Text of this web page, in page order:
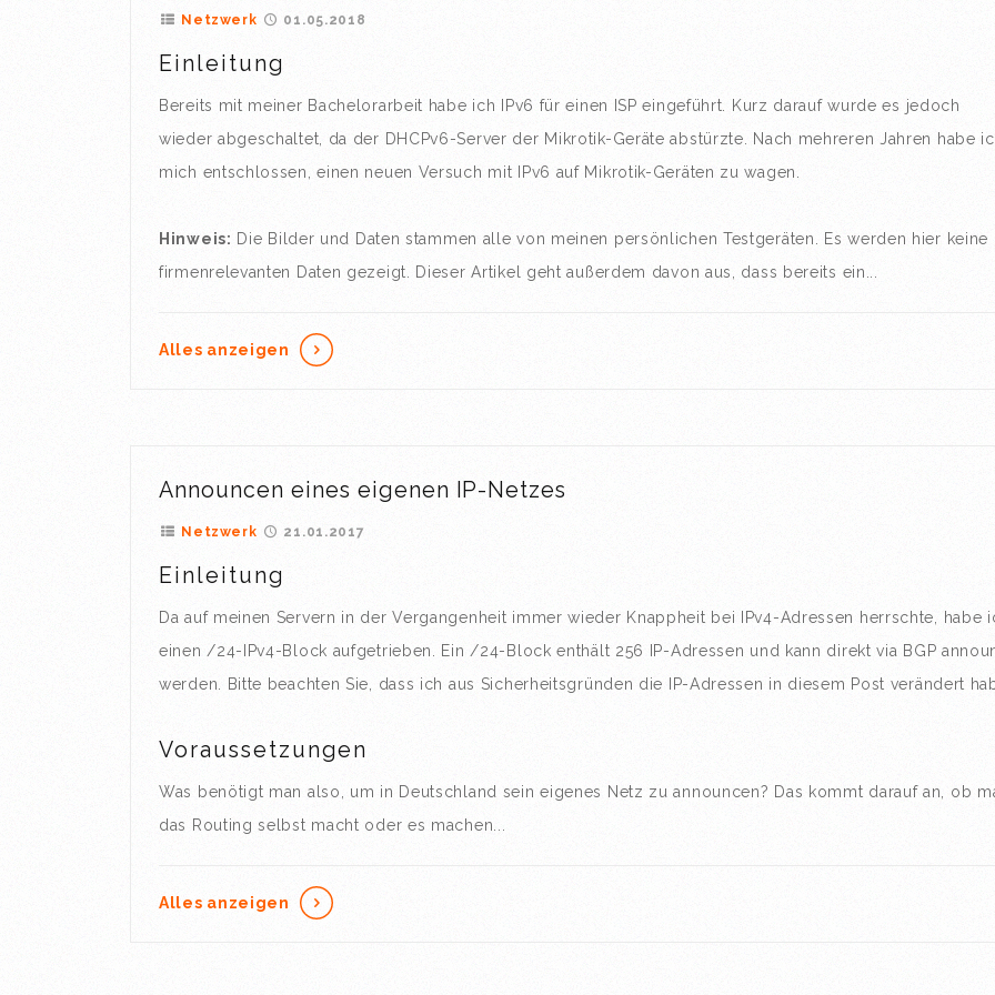
Netzwerk 01.05.2018
Einleitung
Bereits mit meiner Bachelorarbeit habe ich IPv6 für einen ISP eingeführt. Kurz darauf wurde es jedoch
wieder abgeschaltet, da der DHCPv6-Server der Mikrotik-Geräte abstürzte. Nach mehreren Jahren habe
mich entschlossen, einen neuen Versuch mit IPv6 auf Mikrotik-Geräten zu wagen.
Hinweis: Die Bilder und Daten stammen alle von meinen persönlichen Testgeräten. Es werden hier keine
firmenrelevanten Daten gezeigt. Dieser Artikel geht außerdem davon aus, dass bereits ein...
Alles anzeigen
Announcen eines eigenen IP-Netzes
Netzwerk 21.01.2017
Einleitung
Da auf meinen Servern in der Vergangenheit immer wieder Knappheit bei IPv4-Adressen herrschte, habe
einen /24-IPv4-Block aufgetrieben. Ein /24-Block enthält 256 IP-Adressen und kann direkt via BGP
werden. Bitte beachten Sie, dass ich aus Sicherheitsgründen die IP-Adressen in diesem Post verändert
Voraussetzungen
Was benötigt man also, um in Deutschland sein eigenes Netz zu announcen? Das kommt darauf an, ob
das Routing selbst macht oder es machen...
Alles anzeigen